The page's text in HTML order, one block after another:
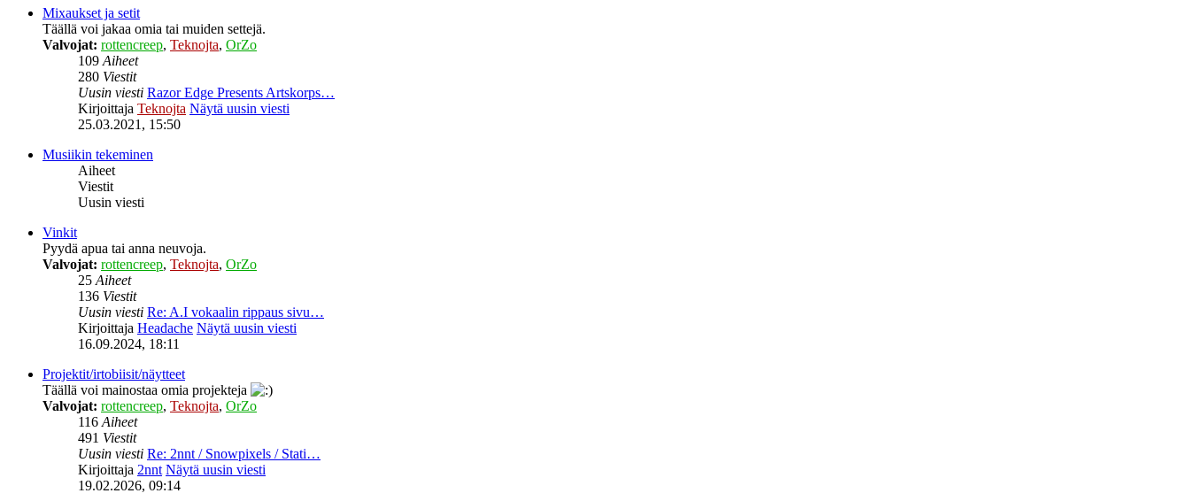
Mixaukset ja setit
Täällä voi jakaa omia tai muiden settejä.
Valvojat: rottencreep, Teknojta, OrZo
109Aiheet
280 Viestit
Uusin viesti Razor Edge Presents Artskorps…
Kirjoittaja Teknojta Näytä uusin viesti
25.03.2021, 15:50
Musiikin tekeminen
Aiheet
Viestit
Uusin viesti
Vinkit
Pyydä apua tai anna neuvoja.
Valvojat: rottencreep, Teknojta, OrZo
25Aiheet
136 Viestit
Uusin viesti Re: A.I vokaalin rippaus sivu…
Kirjoittaja Headache Näytä uusin viesti
16.09.2024, 18:11
Projektit/irtobiisit/näytteet
Täällä voi mainostaa omia projekteja
Valvojat: rottencreep, Teknojta, OrZo
116Aiheet
491 Viestit
Uusin viesti Re: 2nnt / Snowpixels / Stati…
Kirjoittaja 2nnt Näytä uusin viesti
19.02.2026, 09:14